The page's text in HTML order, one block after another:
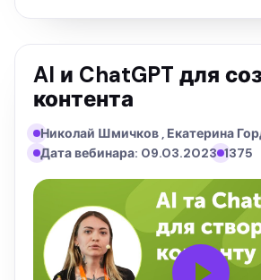
AI и ChatGPT для
контента
Николай Шмичков , Екатерина
Дата вебинара: 09.03.2023 1375